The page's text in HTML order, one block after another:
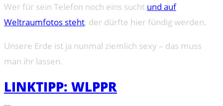
Wer für sein Telefon noch eins sucht und auf
Weltraumfotos steht, der dürfte hier fündig werden.
Unsere Erde ist ja nunmal ziemlich sexy – das muss
man ihr lassen.
LINKTIPP: WLPPR